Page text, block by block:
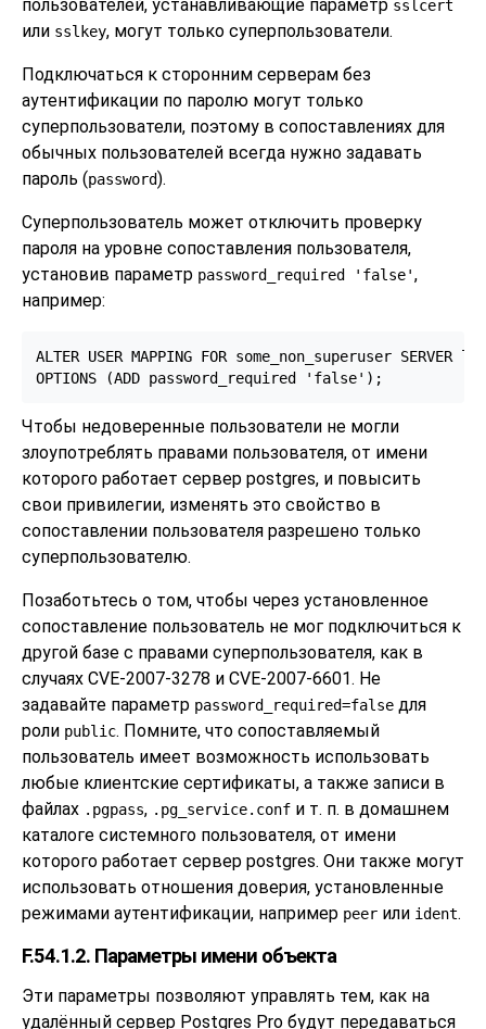
пользователей, устанавливающие параметр sslcert
или sslkey, могут только суперпользователи.
Подключаться к сторонним серверам без
аутентификации по паролю могут только
суперпользователи, поэтому в сопоставлениях для
обычных пользователей всегда нужно задавать
пароль (password).
Суперпользователь может отключить проверку
пароля на уровне сопоставления пользователя,
установив параметр password_required 'false',
например:
ALTER USER MAPPING FOR some_non_superuser SERVER
OPTIONS (ADD password_required 'false');
Чтобы недоверенные пользователи не могли
злоупотреблять правами пользователя, от имени
которого работает сервер postgres, и повысить
свои привилегии, изменять это свойство в
сопоставлении пользователя разрешено только
суперпользователю.
Позаботьтесь о том, чтобы через установленное
сопоставление пользователь не мог подключиться к
другой базе с правами суперпользователя, как в
случаях CVE-2007-3278 и CVE-2007-6601. Не
задавайте параметр password_required=false для
роли public. Помните, что сопоставляемый
пользователь имеет возможность использовать
любые клиентские сертификаты, а также записи в
файлах .pgpass, .pg_service.conf и т. п. в домашнем
каталоге системного пользователя, от имени
которого работает сервер postgres. Они также могут
использовать отношения доверия, установленные
режимами аутентификации, например peer или ident.
F.54.1.2. Параметры имени объекта
Эти параметры позволяют управлять тем, как на
удалённый сервер Postgres Pro будут передаваться